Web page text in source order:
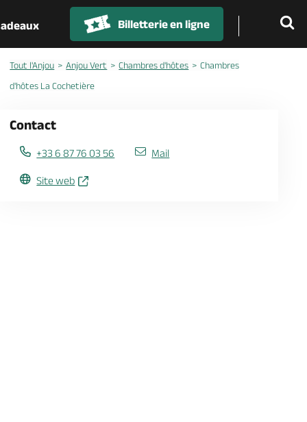
Billetterie en ligne
Tout l'Anjou Anjou Vert Chambres d'hôtes
Chambres
d'hôtes La Cochetière
Contact
+33 6 87 76 03 56 Mail
Site web